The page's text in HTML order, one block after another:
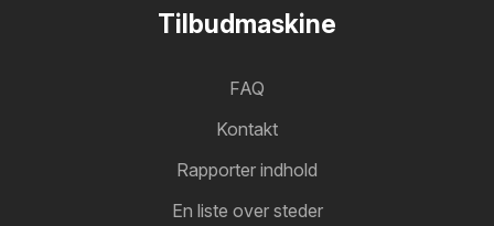
Tilbudmaskine
FAQ
Kontakt
Rapporter indhold
En liste over steder